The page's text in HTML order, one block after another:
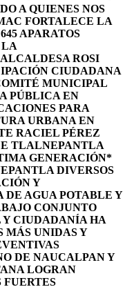
A QUIENES NOS
FORTALECE LA
APARATOS
LA
ROSI
CIUDADANA
MUNICIPAL
PÚBLICA EN
PARA
URBANA EN
RACIEL PÉREZ
TLALNEPANTLA
GENERACIÓN*
DIVERSOS
Y
AGUA POTABLE Y
CONJUNTO
CIUDADANÍA HA
MÁS UNIDAS Y
DE NAUCALPAN Y
LOGRAN
FUERTES